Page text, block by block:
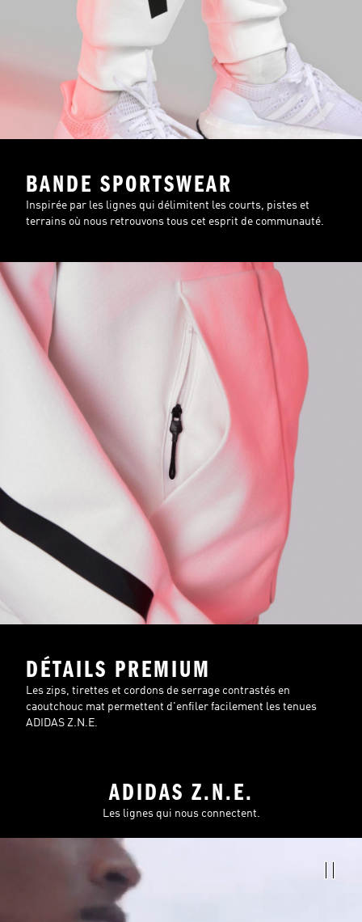
BANDE SPORTSWEAR
Inspirée par les lignes qui délimitent les courts, pistes et
terrains où nous retrouvons tous cet esprit de communauté.
DÉTAILS PREMIUM
Les zips, tirettes et cordons de serrage contrastés en
caoutchouc mat permettent d'enfiler facilement les tenues
ADIDAS Z.N.E.
ADIDAS Z.N.E.
Les lignes qui nous connectent.